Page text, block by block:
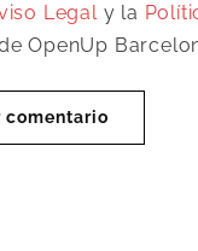
Legaly la
OpenUp